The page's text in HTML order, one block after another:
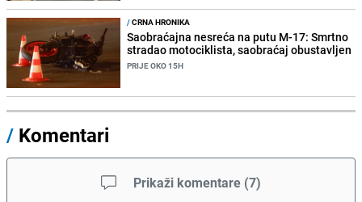
/CRNA HRONIKA
Saobraćajna nesreća na putu M-17: Smrtno
stradao motociklista, saobraćaj obustavljen
PRIJE OKO 15H
/ Komentari
Prikaži komentare (7)